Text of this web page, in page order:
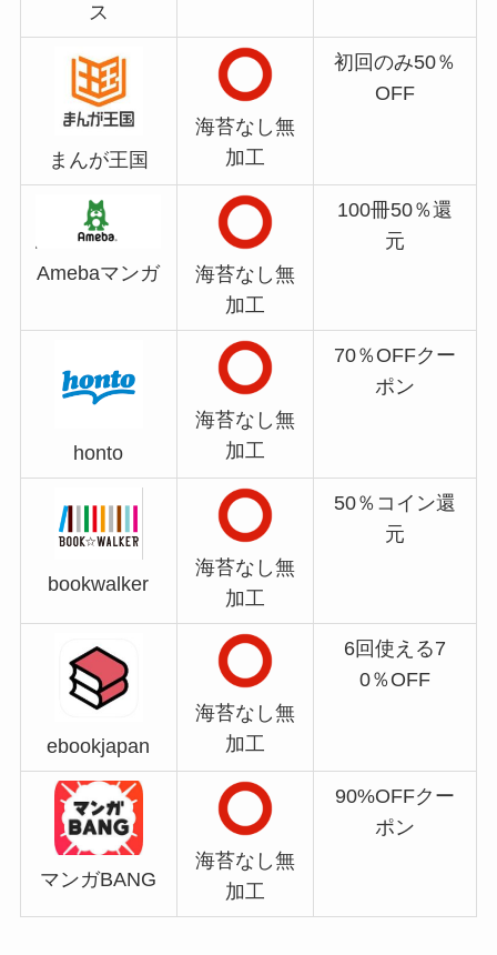
ス
まんが王国
海苔なし無
加工
初回のみ50％
OFF
Amebaマンガ
海苔なし無
加工
100冊50％還
元
honto
海苔なし無
加工
70％OFFクー
ポン
bookwalker
海苔なし無
加工
50％コイン還
元
ebookjapan
海苔なし無
加工
6回使える7
0％OFF
マンガBANG
海苔なし無
加工
90%OFFクー
ポン